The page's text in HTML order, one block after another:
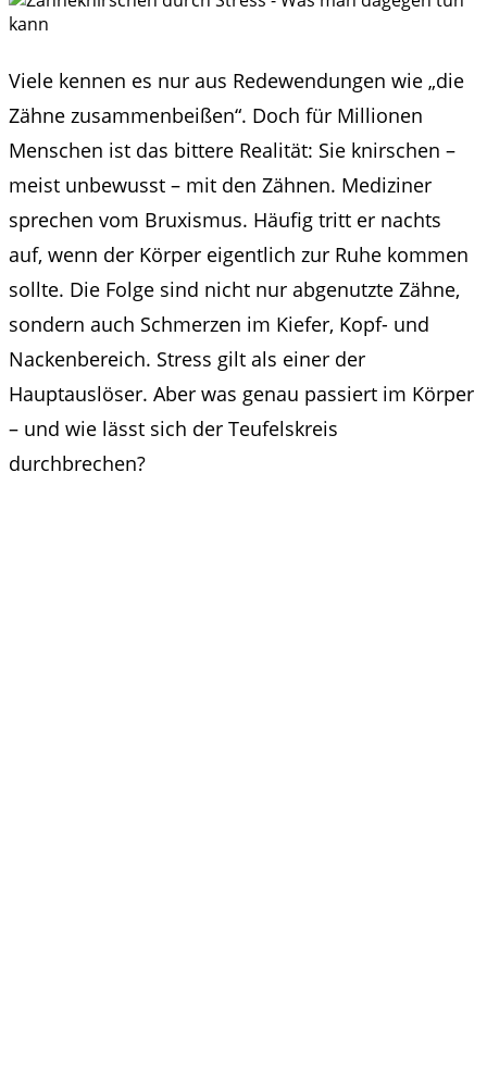
Viele kennen es nur aus Redewendungen wie „die
Zähne zusammenbeißen“. Doch für Millionen
Menschen ist das bittere Realität: Sie knirschen –
meist unbewusst – mit den Zähnen. Mediziner
sprechen vom Bruxismus. Häufig tritt er nachts
auf, wenn der Körper eigentlich zur Ruhe kommen
sollte. Die Folge sind nicht nur abgenutzte Zähne,
sondern auch Schmerzen im Kiefer, Kopf- und
Nackenbereich. Stress gilt als einer der
Hauptauslöser. Aber was genau passiert im Körper
– und wie lässt sich der Teufelskreis
durchbrechen?